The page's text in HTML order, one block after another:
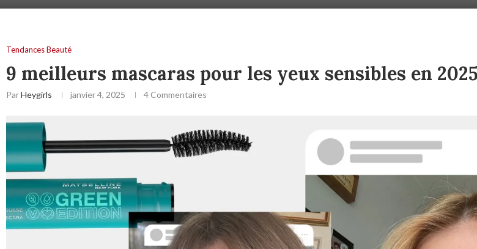
Tendances Beauté
9 meilleurs mascaras pour les yeux sensibles en
ParHeygirls janvier 4, 2025 4 Commentaires